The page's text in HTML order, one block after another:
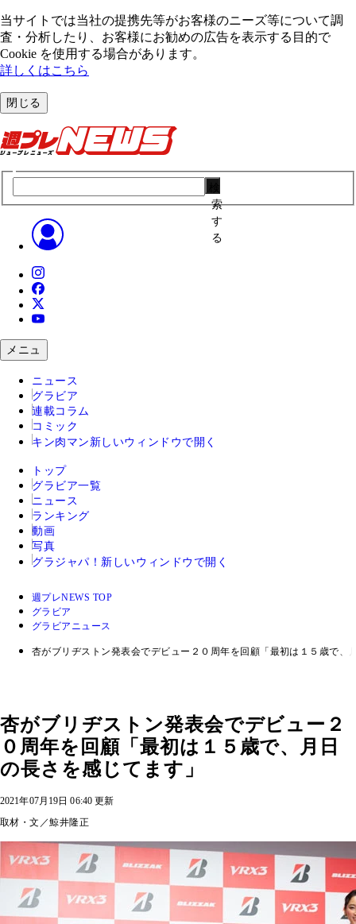
当サイトでは当社の提携先等がお客様のニーズ等について調
査・分析したり、お客様にお勧めの広告を表⽰する⽬的で
Cookie を使⽤する場合があります。
詳しくはこちら
閉じる
索
す
る
メニュ
ニュース
グラビア
連載コラム
コミック
キン肉マン 新しいウィンドウで開く
トップ
グラビア一覧
ニュース
ランキング
動画
写真
グラジャパ！ 新しいウィンドウで開く
週プレNEWS TOP
グラビア
グラビアニュース
杏がブリヂストン発表会でデビュー２０周年を回顧「最初は１５歳で、
杏がブリヂストン発表会でデビュー２
０周年を回顧「最初は１５歳で、月日
の長さを感じてます」
2021年07月19日 06:40 更新
取材・文／鯨井隆正